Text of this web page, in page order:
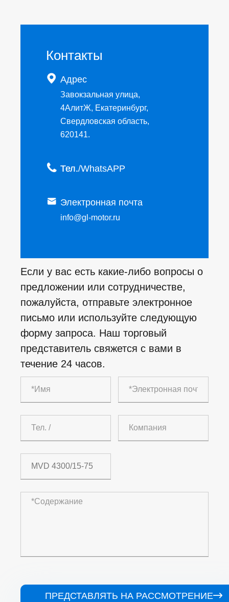
Контакты
 Адрес
Завокзальная улица,
4АлитЖ, Екатеринбург,
Свердловская область,
620141.
 Тел.
 Электронная почта
info@gl-motor.ru
Если у вас есть какие-либо вопросы о
предложении или сотрудничестве,
пожалуйста, отправьте электронное
письмо или используйте следующую
форму запроса. Наш торговый
представитель свяжется с вами в
течение 24 часов.
ПРЕДСТАВЛЯТЬ НА РАССМОТРЕНИЕ